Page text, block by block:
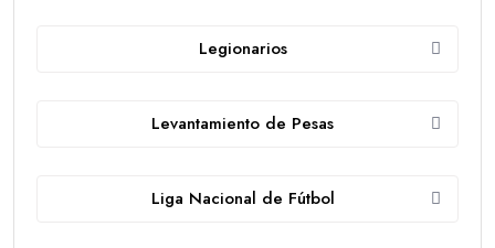
Legionarios
Levantamiento de Pesas
Liga Nacional de Fútbol